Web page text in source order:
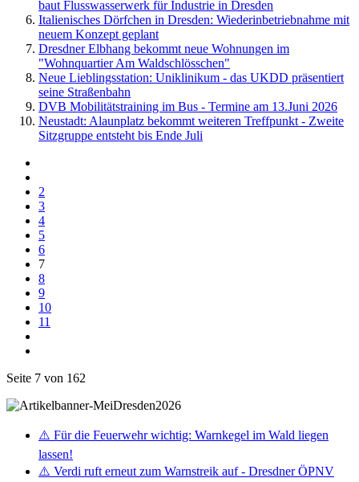
baut Flusswasserwerk für Industrie in Dresden
Italienisches Dörfchen in Dresden: Wiederinbetriebnahme mit
neuem Konzept geplant
Dresdner Elbhang bekommt neue Wohnungen im
"Wohnquartier Am Waldschlösschen"
Neue Lieblingsstation: Uniklinikum - das UKDD präsentiert
seine Straßenbahn
DVB Mobilitätstraining im Bus - Termine am 13.Juni 2026
Neustadt: Alaunplatz bekommt weiteren Treffpunkt - Zweite
Sitzgruppe entsteht bis Ende Juli
2
3
4
5
6
7
8
9
10
11
Seite 7 von 162
⚠️ Für die Feuerwehr wichtig: Warnkegel im Wald liegen
lassen!
⚠️ Verdi ruft erneut zum Warnstreik auf - Dresdner ÖPNV